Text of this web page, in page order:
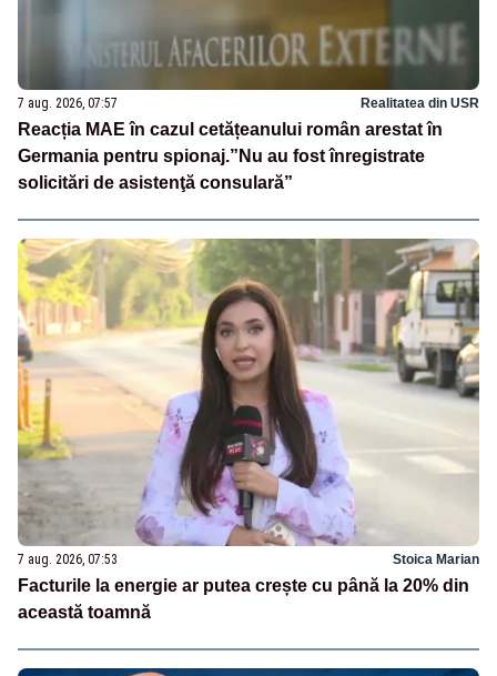
7 aug. 2026, 07:57 Realitatea din USR
Reacția MAE în cazul cetățeanului român arestat în
Germania pentru spionaj.”Nu au fost înregistrate
solicitări de asistenţă consulară”
7 aug. 2026, 07:53 Stoica Marian
Facturile la energie ar putea crește cu până la 20% din
această toamnă